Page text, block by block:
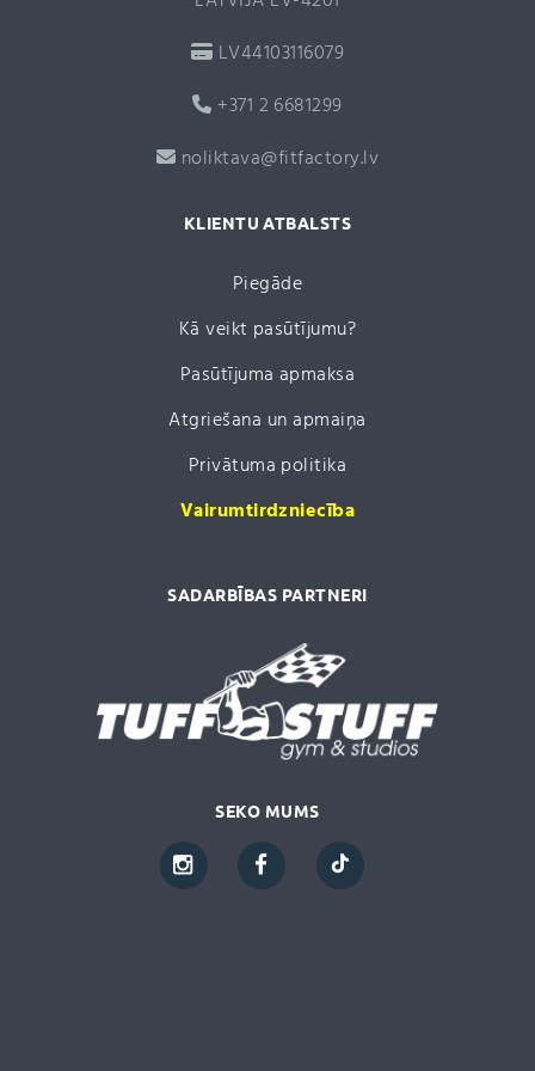
LV44103116079
+371 2 6681299
noliktava@fitfactory.lv
KLIENTU ATBALSTS
Piegāde
Kā veikt pasūtījumu?
Pasūtījuma apmaksa
Atgriešana un apmaiņa
Privātuma politika
Vairumtirdzniecība
SADARBĪBAS PARTNERI
SEKO MUMS